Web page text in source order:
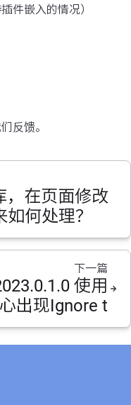
件嵌入的情况）
反馈。
，在页面修改
何处理？
下一篇
使用
出现Ignore t